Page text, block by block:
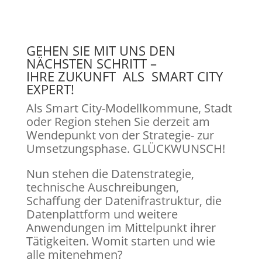
GEHEN SIE MIT UNS DEN
NÄCHSTEN SCHRITT –
IHRE ZUKUNFT ALS SMART CITY
EXPERT!
Als Smart City-Modellkommune, Stadt
oder Region stehen Sie derzeit am
Wendepunkt von der Strategie- zur
Umsetzungsphase. GLÜCKWUNSCH!
Nun stehen die Datenstrategie,
technische Auschreibungen,
Schaffung der Datenifrastruktur, die
Datenplattform und weitere
Anwendungen im Mittelpunkt ihrer
Tätigkeiten. Womit starten und wie
alle mitenehmen?